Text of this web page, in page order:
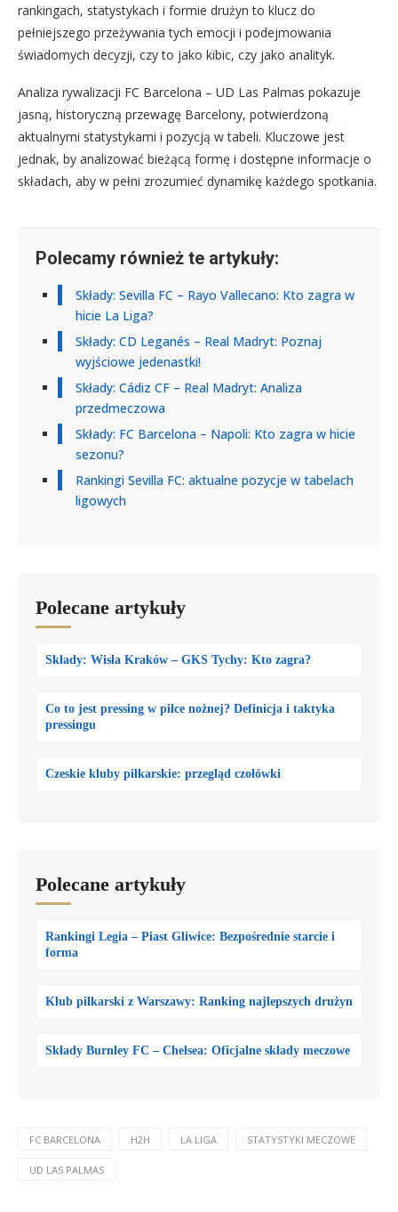
rankingach, statystykach i formie drużyn to klucz do
pełniejszego przeżywania tych emocji i podejmowania
świadomych decyzji, czy to jako kibic, czy jako analityk.
Analiza rywalizacji FC Barcelona – UD Las Palmas pokazuje
jasną, historyczną przewagę Barcelony, potwierdzoną
aktualnymi statystykami i pozycją w tabeli. Kluczowe jest
jednak, by analizować bieżącą formę i dostępne informacje o
składach, aby w pełni zrozumieć dynamikę każdego spotkania.
Polecamy również te artykuły:
Składy: Sevilla FC – Rayo Vallecano: Kto zagra w
hicie La Liga?
Składy: CD Leganés – Real Madryt: Poznaj
wyjściowe jedenastki!
Składy: Cádiz CF – Real Madryt: Analiza
przedmeczowa
Składy: FC Barcelona – Napoli: Kto zagra w hicie
sezonu?
Rankingi Sevilla FC: aktualne pozycje w tabelach
ligowych
Polecane artykuły
Składy: Wisła Kraków – GKS Tychy: Kto zagra?
Co to jest pressing w piłce nożnej? Definicja i taktyka
pressingu
Czeskie kluby piłkarskie: przegląd czołówki
Polecane artykuły
Rankingi Legia – Piast Gliwice: Bezpośrednie starcie i
forma
Klub piłkarski z Warszawy: Ranking najlepszych drużyn
Składy Burnley FC – Chelsea: Oficjalne składy meczowe
FC BARCELONA H2H LA LIGA STATYSTYKI MECZOWE
UD LAS PALMAS